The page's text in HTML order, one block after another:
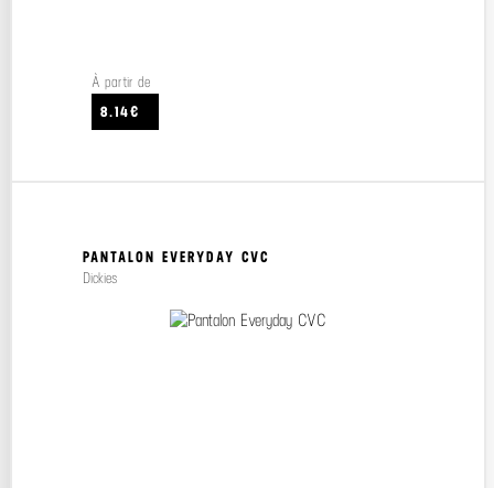
À partir de
8.14€
PANTALON EVERYDAY CVC
Dickies